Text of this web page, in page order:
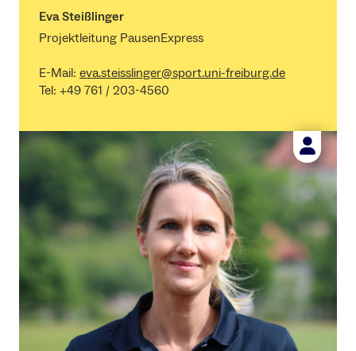
Eva Steißlinger
Projektleitung PausenExpress
E-Mail: eva.steisslinger@sport.uni-freiburg.de
Tel: +49 761 / 203-4560